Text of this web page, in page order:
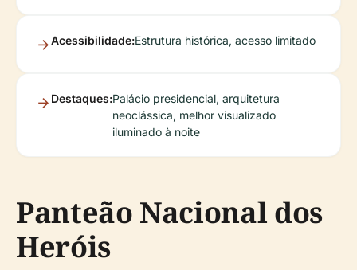
Acessibilidade:Estrutura histórica, acesso limitado
Destaques:Palácio presidencial, arquitetura
neoclássica, melhor visualizado
iluminado à noite
Panteão Nacional dos
Heróis